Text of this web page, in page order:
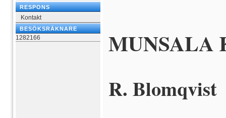
RESPONS
Kontakt
BESÖKSRÄKNARE
1282166 MUNSALA
R. Blomqvist